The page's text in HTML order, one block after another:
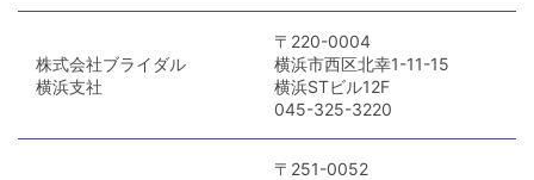
株式会社ブライダル
横浜支社
〒220-0004
横浜市西区北幸1-11-15
横浜STビル12F
045-325-3220
〒251-0052